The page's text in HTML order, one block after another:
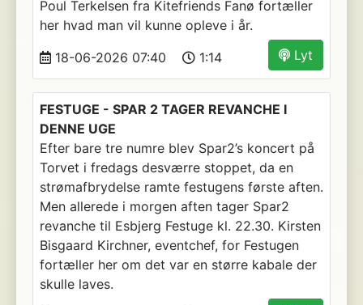
Poul Terkelsen fra Kitefriends Fanø fortæller
her hvad man vil kunne opleve i år.
Lyt
18-06-2026 07:40 1:14
FESTUGE - SPAR 2 TAGER REVANCHE I
DENNE UGE
Efter bare tre numre blev Spar2’s koncert på
Torvet i fredags desværre stoppet, da en
strømafbrydelse ramte festugens første aften.
Men allerede i morgen aften tager Spar2
revanche til Esbjerg Festuge kl. 22.30. Kirsten
Bisgaard Kirchner, eventchef, for Festugen
fortæller her om det var en større kabale der
skulle laves.